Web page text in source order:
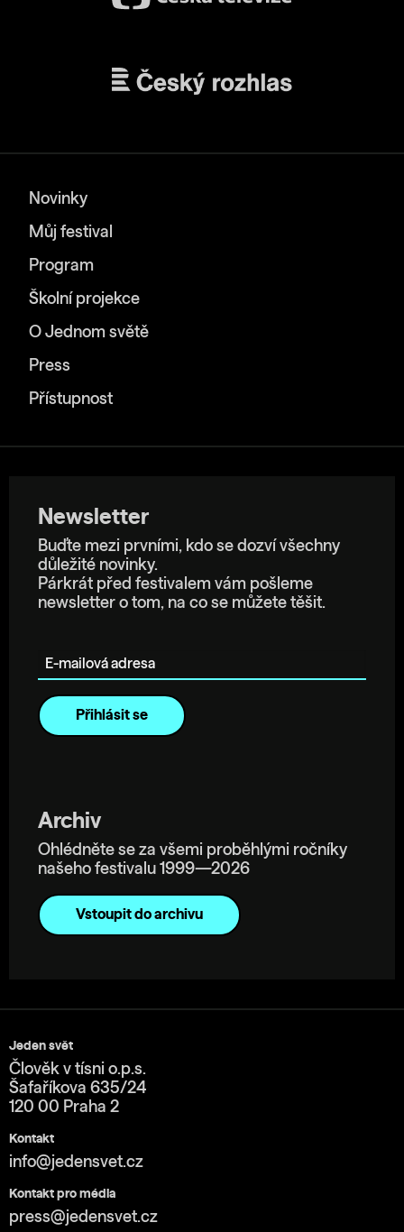
Novinky
Můj festival
Program
Školní projekce
O Jednom světě
Press
Přístupnost
Newsletter
Buďte mezi prvními, kdo se dozví všechny
důležité novinky.
Párkrát před festivalem vám pošleme
newsletter o tom, na co se můžete těšit.
Archiv
Ohlédněte se za všemi proběhlými ročníky
našeho festivalu 1999—2026
Vstoupit do archivu
Jeden svět
Člověk v tísni o.p.s.
Šafaříkova 635/24
120 00 Praha 2
Kontakt
info@jedensvet.cz
Kontakt pro média
press@jedensvet.cz